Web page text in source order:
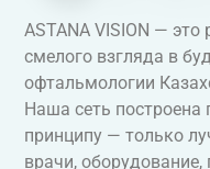
ASTANA VISION — это
смелого взгляда в
офтальмологии
Наша сеть построена
принципу — только
врачи, оборудование,